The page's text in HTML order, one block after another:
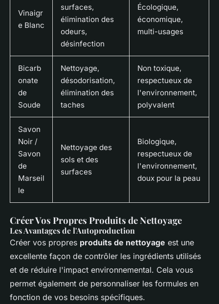
Vinaigr
e Blanc
surfaces,
élimination des
odeurs,
désinfection
Écologique,
économique,
multi-usages
Bicarb
onate
de
Soude
Nettoyage,
désodorisation,
élimination des
taches
Non toxique,
respectueux de
l'environnement,
polyvalent
Savon
Noir /
Savon
de
Marseil
le
Nettoyage des
sols et des
surfaces
Biologique,
respectueux de
l'environnement,
doux pour la peau
Créer Vos Propres Produits de Nettoyage
Les Avantages de l'Autoproduction
Créer vos propres produits de nettoyage est une
excellente façon de contrôler les ingrédients utilisés
et de réduire l'impact environnemental. Cela vous
permet également de personnaliser les formules en
fonction de vos besoins spécifiques.